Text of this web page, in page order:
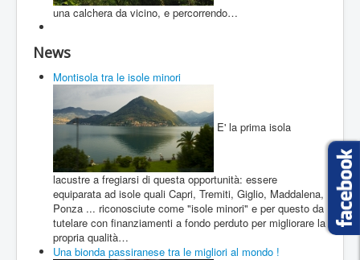
una calchera da vicino, e percorrendo…
News
Montisola tra le isole minori
E' la prima isola
lacustre a fregiarsi di questa opportunità: essere
equiparata ad isole quali Capri, Tremiti, Giglio, Maddalena,
Ponza ... riconosciute come "isole minori" e per questo da
tutelare con finanziamenti a fondo perduto per migliorare la
propria qualità…
Una bionda passiranese tra le migliori al mondo !